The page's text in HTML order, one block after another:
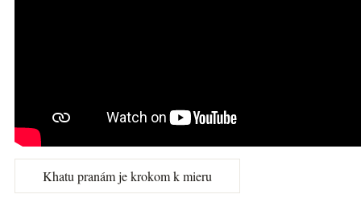
Khatu pranám je krokom k mieru